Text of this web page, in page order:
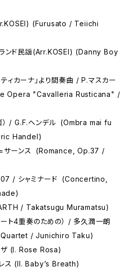
(Furusato / Teiichi
ンド民謡(Arr.KOSEI) (Danny Boy
ティカーナ」より間奏曲 / P.マスカー
Opera "Cavalleria Rusticana" /
ゴ） / G.F.ヘンデル (Ombra mai fu
Handel)
サーンス (Romance, Op.37 /
/ シャミナード (Concertino,
/ Takatsugu Muramatsu)
ート4重奏のための） / 多久潤一朗
/ Junichiro Taku)
ザ (I. Rose Rosa)
レス (II. Baby’s Breath)